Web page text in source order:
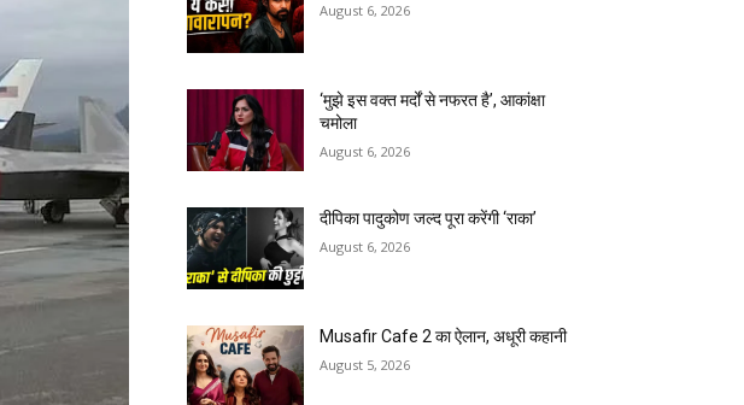
August 6, 2026
‘मुझे इस वक्त मर्दों से नफरत है’, आकांक्षा
चमोला
August 6, 2026
दीपिका पादुकोण जल्द पूरा करेंगी ‘राका’
August 6, 2026
Musafir Cafe 2 का ऐलान, अधूरी कहानी
August 5, 2026